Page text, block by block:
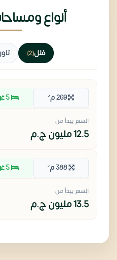
أنواع
فلل(2)
269 م² 5 غرف
السعر يبدأ من
12.5 مليون ج.م
388 م² 5 غرف
السعر يبدأ من
13.5 مليون ج.م